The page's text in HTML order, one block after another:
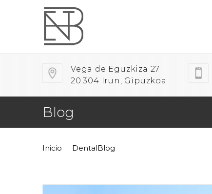
Vega de Eguzkiza 27
20.304 Irun, Gipuzkoa
Blog
Inicio | DentalBlog